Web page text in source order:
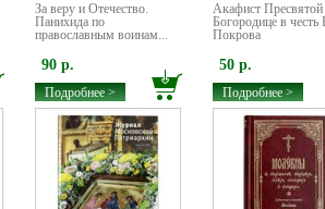
За веру и Отечество.
Панихида по
православным воинам...
90 р.
Подробнее >
Акафист Пресвятой
Богородице в честь
Покрова
50 р.
Подробнее >